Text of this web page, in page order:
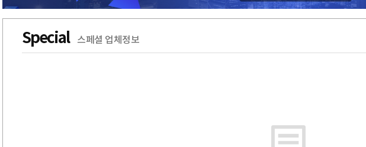
Special 스페셜 업체정보